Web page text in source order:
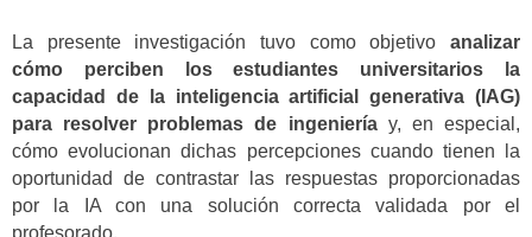
La presente investigación tuvo como objetivo analizar
cómo perciben los estudiantes universitarios la
capacidad de la inteligencia artificial generativa (IAG)
para resolver problemas de ingenieríay, en especial,
cómo evolucionan dichas percepciones cuando tienen la
oportunidad de contrastar las respuestas proporcionadas
por la IA con una solución correcta validada por el
profesorado.